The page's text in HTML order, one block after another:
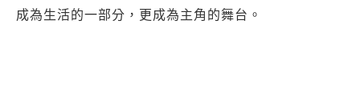
成為生活的一部分，更成為主角的舞台。